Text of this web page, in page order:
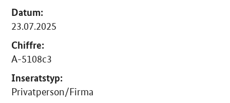
Datum:
23.07.2025
Chiffre:
A-5108c3
Inseratstyp:
Privatperson/Firma